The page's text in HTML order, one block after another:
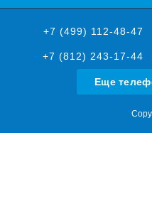
+7 (499) 112-48-47
+7 (812) 243-17-44
Еще